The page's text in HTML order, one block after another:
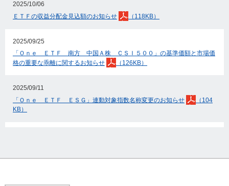
2025/10/06
ＥＴＦの収益分配金見込額のお知らせ
（118KB）
2025/09/25
「Ｏｎｅ ＥＴＦ 南方 中国Ａ株 ＣＳＩ５００」の基準価額と市場価
格の重要な乖離に関するお知らせ
（126KB）
2025/09/11
「Ｏｎｅ ＥＴＦ ＥＳＧ」連動対象指数名称変更のお知らせ
（104
KB）